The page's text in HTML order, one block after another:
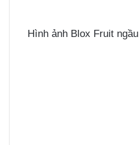
Hình ảnh Blox Fruit ngầu